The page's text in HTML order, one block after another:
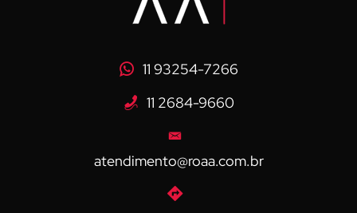
11 93254-7266
11 2684-9660
atendimento@roaa.com.br